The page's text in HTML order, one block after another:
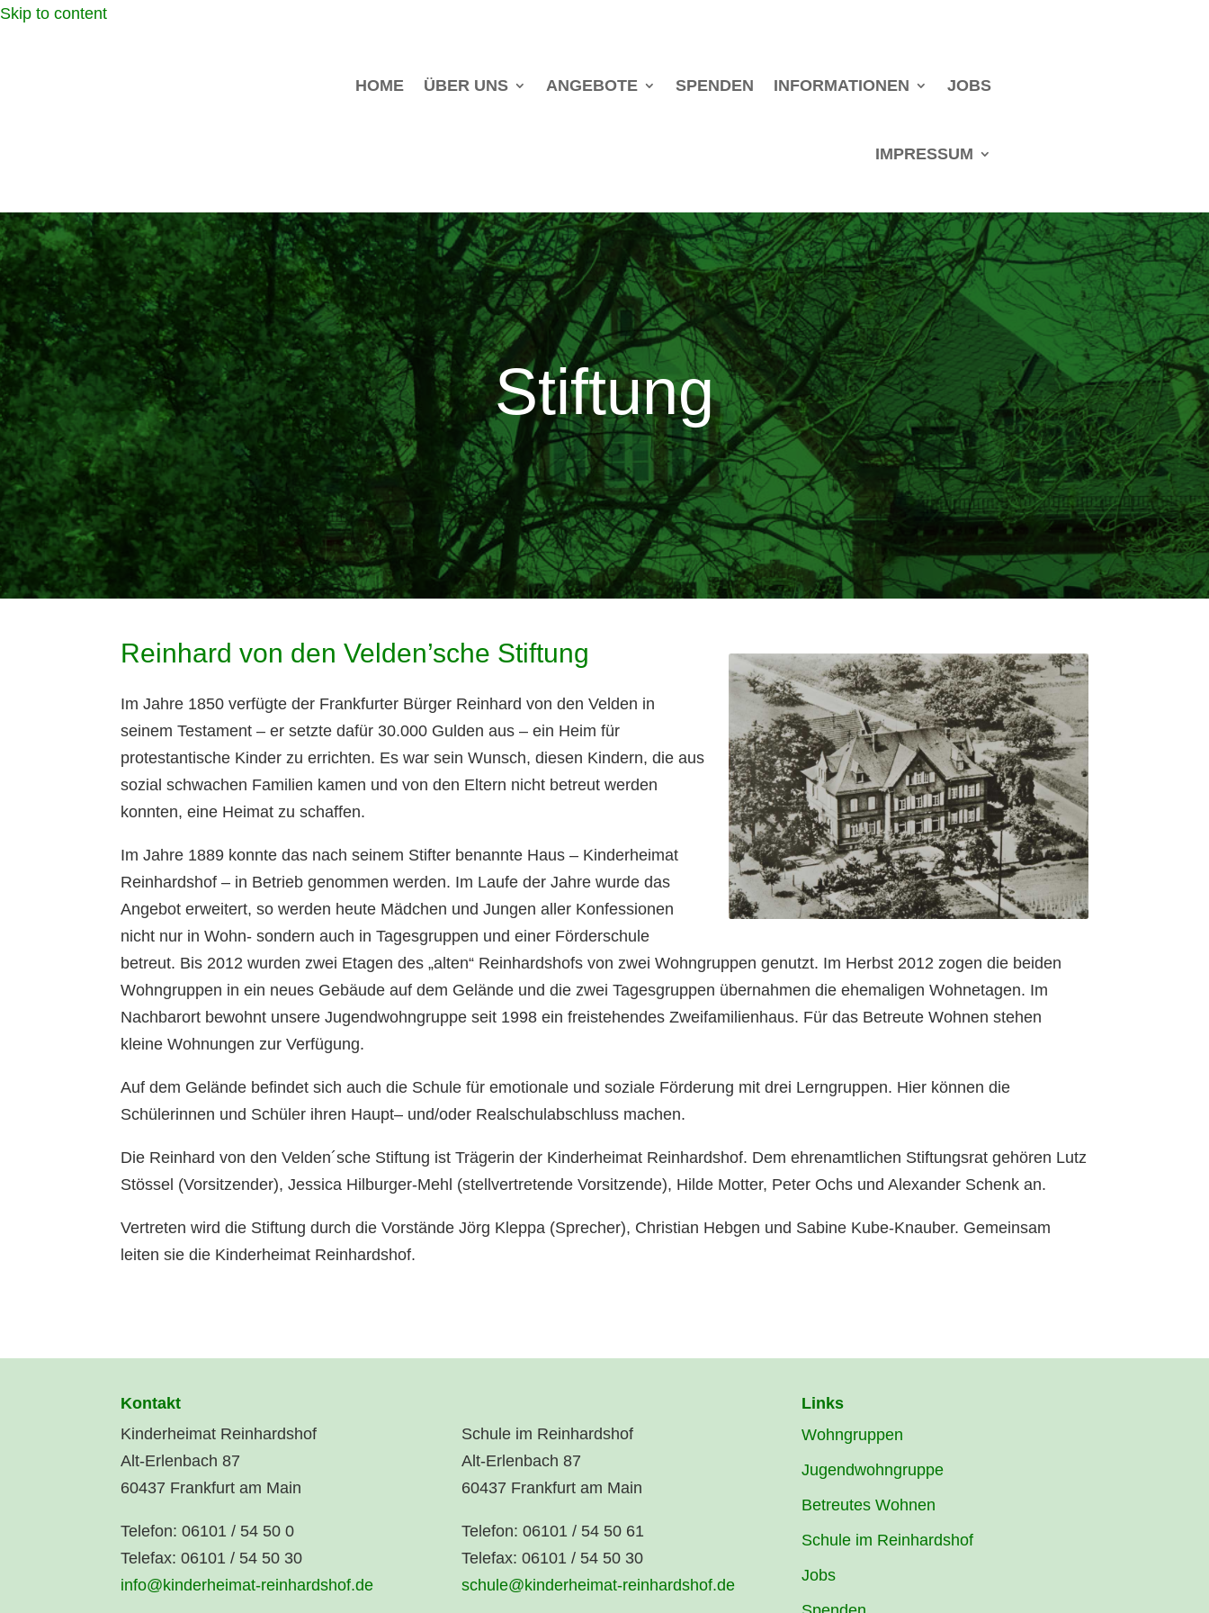
Skip to content
HOME ÜBER UNS ANGEBOTE SPENDEN INFORMATIONEN JOBS
IMPRESSUM
Stiftung
Reinhard von den Velden’sche Stiftung
Im Jahre 1850 verfügte der Frankfurter Bürger Reinhard von den Velden in
seinem Testament – er setzte dafür 30.000 Gulden aus – ein Heim für
protestantische Kinder zu errichten. Es war sein Wunsch, diesen Kindern, die aus
sozial schwachen Familien kamen und von den Eltern nicht betreut werden
konnten, eine Heimat zu schaffen.
Im Jahre 1889 konnte das nach seinem Stifter benannte Haus – Kinderheimat
Reinhardshof – in Betrieb genommen werden. Im Laufe der Jahre wurde das
Angebot erweitert, so werden heute Mädchen und Jungen aller Konfessionen
nicht nur in Wohn- sondern auch in Tagesgruppen und einer Förderschule
betreut. Bis 2012 wurden zwei Etagen des „alten“ Reinhardshofs von zwei Wohngruppen genutzt. Im Herbst 2012 zogen die beiden
Wohngruppen in ein neues Gebäude auf dem Gelände und die zwei Tagesgruppen übernahmen die ehemaligen Wohnetagen. Im
Nachbarort bewohnt unsere Jugendwohngruppe seit 1998 ein freistehendes Zweifamilienhaus. Für das Betreute Wohnen stehen
kleine Wohnungen zur Verfügung.
Auf dem Gelände befindet sich auch die Schule für emotionale und soziale Förderung mit drei Lerngruppen. Hier können die
Schülerinnen und Schüler ihren Haupt– und/oder Realschulabschluss machen.
Die Reinhard von den Velden´sche Stiftung ist Trägerin der Kinderheimat Reinhardshof. Dem ehrenamtlichen Stiftungsrat gehören Lutz
Stössel (Vorsitzender), Jessica Hilburger-Mehl (stellvertretende Vorsitzende), Hilde Motter, Peter Ochs und Alexander Schenk an.
Vertreten wird die Stiftung durch die Vorstände Jörg Kleppa (Sprecher), Christian Hebgen und Sabine Kube-Knauber. Gemeinsam
leiten sie die Kinderheimat Reinhardshof.
Kontakt
Kinderheimat Reinhardshof
Alt-Erlenbach 87
60437 Frankfurt am Main
Telefon: 06101 / 54 50 0
Telefax: 06101 / 54 50 30
info@kinderheimat-reinhardshof.de
Schule im Reinhardshof
Alt-Erlenbach 87
60437 Frankfurt am Main
Telefon: 06101 / 54 50 61
Telefax: 06101 / 54 50 30
schule@kinderheimat-reinhardshof.de
Links
Wohngruppen
Jugendwohngruppe
Betreutes Wohnen
Schule im Reinhardshof
Jobs